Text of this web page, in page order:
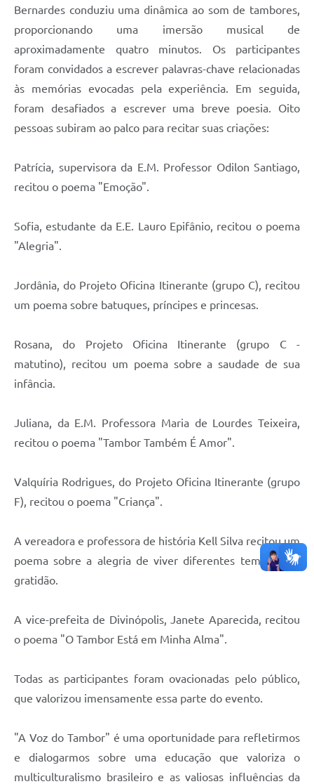
Bernardes conduziu uma dinâmica ao som de tambores,
proporcionando uma imersão musical de
aproximadamente quatro minutos. Os participantes
foram convidados a escrever palavras-chave relacionadas
às memórias evocadas pela experiência. Em seguida,
foram desafiados a escrever uma breve poesia. Oito
pessoas subiram ao palco para recitar suas criações:
Patrícia, supervisora da E.M. Professor Odilon Santiago,
recitou o poema "Emoção".
Sofia, estudante da E.E. Lauro Epifânio, recitou o poema
"Alegria".
Jordânia, do Projeto Oficina Itinerante (grupo C), recitou
um poema sobre batuques, príncipes e princesas.
Rosana, do Projeto Oficina Itinerante (grupo C -
matutino), recitou um poema sobre a saudade de sua
infância.
Juliana, da E.M. Professora Maria de Lourdes Teixeira,
recitou o poema "Tambor Também É Amor".
Valquíria Rodrigues, do Projeto Oficina Itinerante (grupo
F), recitou o poema "Criança".
A vereadora e professora de história Kell Silva recitou um
poema sobre a alegria de viver diferentes tempos e a
gratidão.
A vice-prefeita de Divinópolis, Janete Aparecida, recitou
o poema "O Tambor Está em Minha Alma".
Todas as participantes foram ovacionadas pelo público,
que valorizou imensamente essa parte do evento.
"A Voz do Tambor" é uma oportunidade para refletirmos
e dialogarmos sobre uma educação que valoriza o
multiculturalismo brasileiro e as valiosas influências da